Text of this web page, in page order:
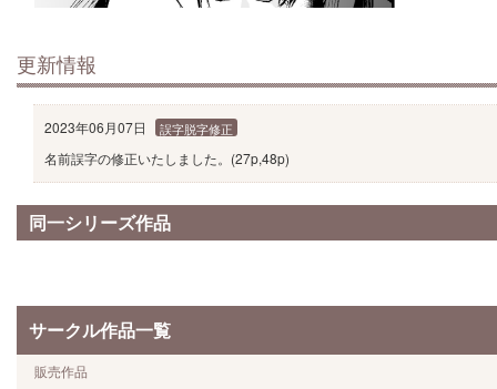
更新情報
2023年06月07日 誤字脱字修正
名前誤字の修正いたしました。(27p,48p)
同一シリーズ作品
サークル作品一覧
販売作品